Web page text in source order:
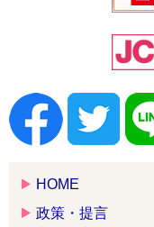
HOME
政策・提言